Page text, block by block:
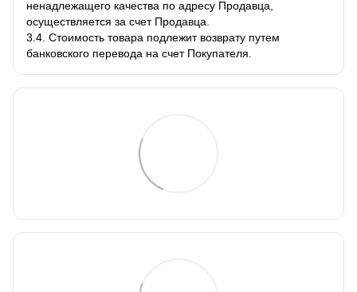
ненадлежащего качества по адресу Продавца,
осуществляется за счет Продавца.
3.4. Стоимость товара подлежит возврату путем
банковского перевода на счет Покупателя.